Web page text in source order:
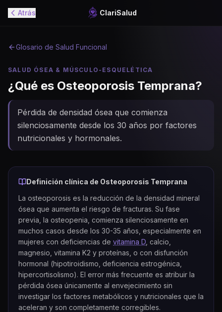
Atrás ClariSalud
Glosario de Salud Funcional
SALUD ÓSEA & MÚSCULO-ESQUELÉTICA
¿Qué es Osteoporosis Temprana?
Pérdida de densidad ósea que comienza
silenciosamente desde los 30 años por factores
nutricionales y hormonales.
Definición clínica de Osteoporosis Temprana
La osteoporosis es la reducción de la densidad mineral
ósea que aumenta el riesgo de fracturas. Su fase
previa, la osteopenia, comienza silenciosamente en
muchos casos desde los 30-35 años, especialmente en
mujeres con deficiencias de vitamina D , calcio,
magnesio, vitamina K2 y proteínas, o con disfunción
hormonal (hipotiroidismo, deficiencia estrogénica,
hipercortisolismo). El error más frecuente es atribuir la
pérdida ósea únicamente al envejecimiento sin
investigar los factores metabólicos y nutricionales que la
aceleran y son completamente corregibles.